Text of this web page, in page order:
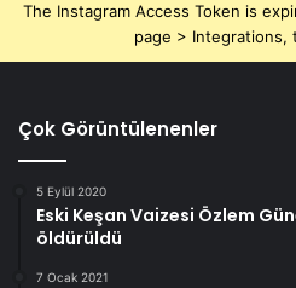
The Instagram Access Token is
page >
Çok Görüntülenenler
5 Eylül 2020
Eski Keşan Vaizesi Özlem
öldürüldü
7 Ocak 2021